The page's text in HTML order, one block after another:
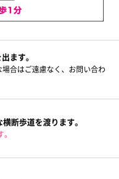
ます。
合はご遠慮なく、お問い合わ
断歩道を渡ります。